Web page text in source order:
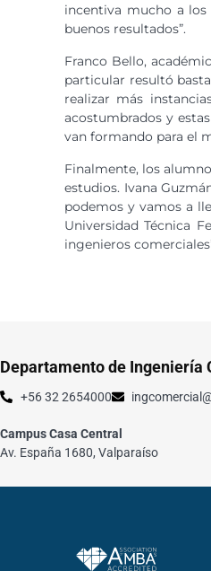
incentiva mucho a los
buenos resultados”.
Franco Bello,
particular resultó
realizar más
acostumbrados y
van formando para el
Finalmente, los
estudios. Ivana
podemos y vamos a
Universidad Técnica
ingenieros
Departamento de Ingeniería
+56 32 2654000
Campus Casa Central
Av. España 1680, Valparaíso